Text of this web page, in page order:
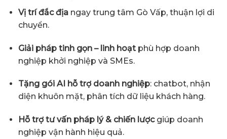
Vị trí đắc địangay trung tâm Gò Vấp, thuận lợi di
chuyển.
Giải pháp tinh gọn – linh hoạtphù hợp doanh
nghiệp khởi nghiệp và SMEs.
Tặng gói AI hỗ trợ doanh nghiệp: chatbot, nhận
diện khuôn mặt, phân tích dữ liệu khách hàng.
Hỗ trợ tư vấn pháp lý & chiến lượcgiúp doanh
nghiệp vận hành hiệu quả.